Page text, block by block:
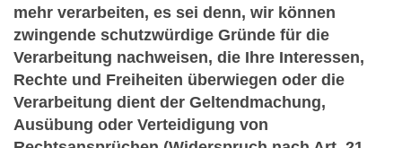
mehr verarbeiten, es sei denn, wir können
zwingende schutzwürdige Gründe für die
Verarbeitung nachweisen, die Ihre Interessen,
Rechte und Freiheiten überwiegen oder die
Verarbeitung dient der Geltendmachung,
Ausübung oder Verteidigung von